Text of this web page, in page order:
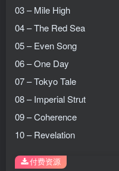
03 – Mile High
04 – The Red Sea
05 – Even Song
06 – One Day
07 – Tokyo Tale
08 – Imperial Strut
09 – Coherence
10 – Revelation
付费资源